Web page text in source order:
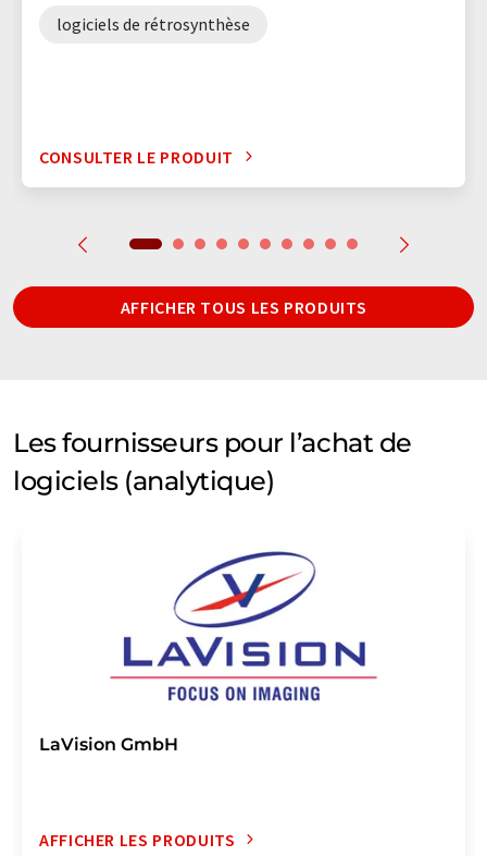
logiciels de rétrosynthèse
CONSULTER LE PRODUIT
AFFICHER TOUS LES PRODUITS
Les fournisseurs pour l’achat de
logiciels (analytique)
LaVision GmbH
AFFICHER LES PRODUITS